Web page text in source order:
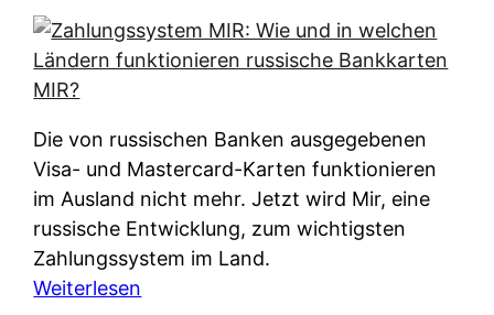
l
t
n
a
t
i
v
e
Die von russischen Banken ausgegebenen
Visa- und Mastercard-Karten funktionieren
im Ausland nicht mehr. Jetzt wird Mir, eine
russische Entwicklung, zum wichtigsten
Zahlungssystem im Land.
Weiterlesen